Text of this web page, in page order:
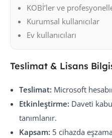
KOBİ’ler ve
Kurumsal kullanıcılar
Ev kullanıcıları
Teslimat & Lisans
Teslimat: Microsoft
Etkinleştirme: Daveti
tanımlanır.
Kapsam: 5 cihazda